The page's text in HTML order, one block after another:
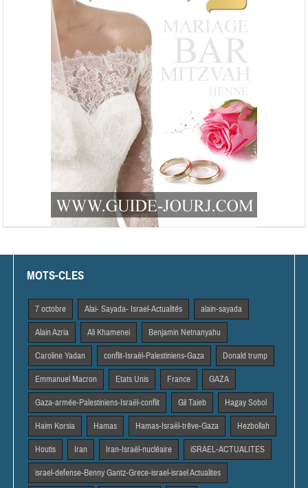
MOTS-CLES
7 octobre Alai- Sayada- Israel-Actualités alain-sayada
Alain Azria Ali Khamenei Benjamin Netnanyahu
Caroline Yadan conflit-Israël-Palestiniens-Gaza Donald trump
Emmanuel Macron Etats Unis France GAZA
Gaza-armée-Palestiniens-Israël-conflit Gil Taieb Hagay Sobol
Haim Korsia Hamas Hamas-Israël-trêve-Gaza Hezbollah
Houtis Iran Iran-Israël-nucléaire iSRAEL-ACTUALITES
israel-defense-Benny Gantz-Grece-israel-israel Actualites